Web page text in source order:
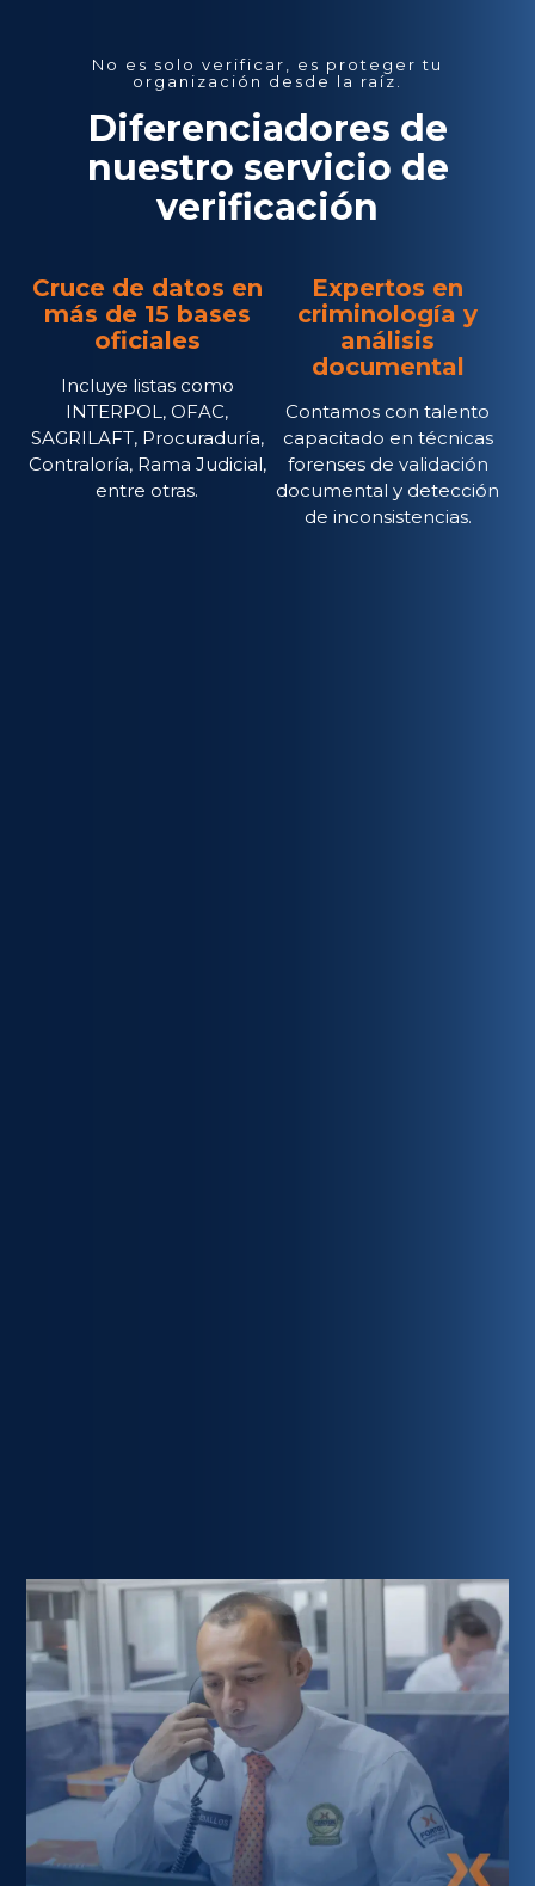
No es solo verificar, es proteger tu
organización desde la raíz.
Diferenciadores de
nuestro servicio de
verificación
Cruce de datos en
más de 15 bases
oficiales
Incluye listas como
INTERPOL, OFAC,
SAGRILAFT, Procuraduría,
Contraloría, Rama Judicial,
entre otras.
Expertos en
criminología y
análisis
documental
Contamos con talento
capacitado en técnicas
forenses de validación
documental y detección
de inconsistencias.